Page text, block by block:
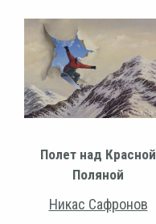
Полет над Красной
Поляной
Никас Сафронов